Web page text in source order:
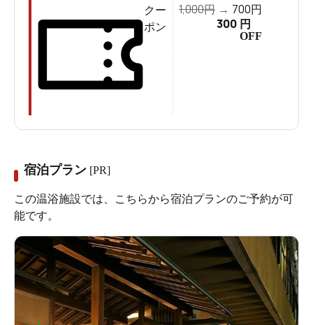
クー
ポン
1,000円 → 700円
300 円
OFF
宿泊プラン [PR]
この温浴施設では、こちらから宿泊プランのご予約が可
能です。